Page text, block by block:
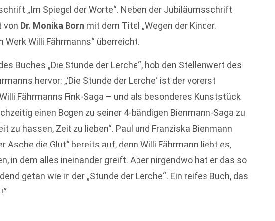
„Im Spiegel der Worte“. Neben der Jubiläumsschrift
von Dr. Monika Born mit dem Titel „Wegen der Kinder.
Werk Willi Fährmanns“ überreicht.
Buches „Die Stunde der Lerche“, hob den Stellenwert des
hervor: „‘Die Stunde der Lerche‘ ist der vorerst
Fährmanns Fink-Saga – und als besonderes Kunststück
einen Bogen zu seiner 4-bändigen Bienmann-Saga zu
zu hassen, Zeit zu lieben“. Paul und Franziska Bienmann
Asche die Glut“ bereits auf, denn Willi Fährmann liebt es,
in dem alles ineinander greift. Aber nirgendwo hat er das so
getan wie in der „Stunde der Lerche“. Ein reifes Buch, das